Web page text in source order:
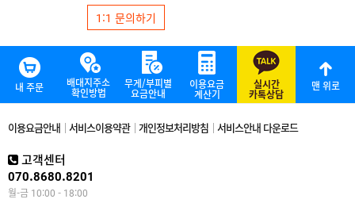
1:1 문의하기
내 주문 배대지주소
확인방법
무게/부피별
요금안내
이용요금
계산기
실시간
카톡상담
맨 위로
이용요금안내 서비스이용약관 개인정보처리방침 서비스안내 다운로드
고객센터
070.8680.8201
월-금 10:00 - 18:00